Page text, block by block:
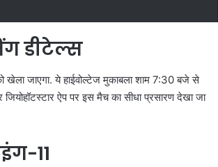
डीटेल्स
खेला जाएगा. ये हाईवोल्टेज मुकाबला शाम 7:30 बजे से
ऐप पर इस मैच का सीधा प्रसारण देखा जा
11